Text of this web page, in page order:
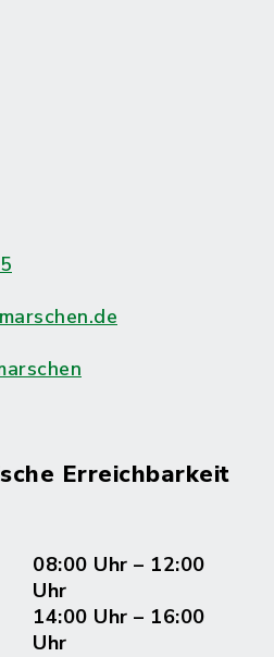
Erreichbarkeit
08:00 Uhr – 12:00
Uhr
14:00 Uhr – 16:00
Uhr